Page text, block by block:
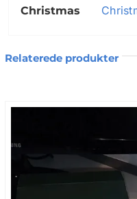
smukke
gang lanceredes
det elegante
søger et mere
Christmas
Relaterede produkter